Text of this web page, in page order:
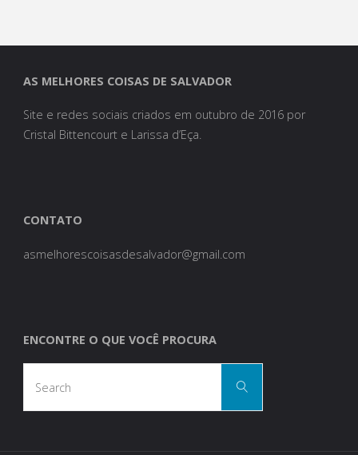
AS MELHORES COISAS DE SALVADOR
Site e redes sociais criados em outubro de 2016 por
Cristal Bittencourt e Larissa d’Eça.
CONTATO
asmelhorescoisasdesalvador@gmail.com
ENCONTRE O QUE VOCÊ PROCURA
Search